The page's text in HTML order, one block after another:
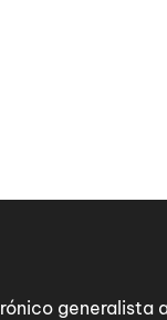
generalista